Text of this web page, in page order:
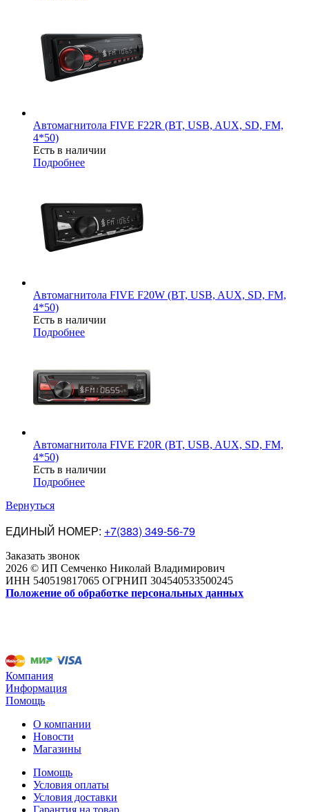
Автомагнитола FIVE F22R (BT, USB, AUX, SD, FM,
4*50)
Есть в наличии
Подробнее
Автомагнитола FIVE F20W (BT, USB, AUX, SD, FM,
4*50)
Есть в наличии
Подробнее
Автомагнитола FIVE F20R (BT, USB, AUX, SD, FM,
4*50)
Есть в наличии
Подробнее
Вернуться
ЕДИНЫЙ НОМЕР: +7(383) 349-56-79
Заказать звонок
2026 © ИП Семченко Николай Владимирович
ИНН 540519817065 ОГРНИП 304540533500245
Положение об обработке персональных данных
Компания
Информация
Помощь
О компании
Новости
Магазины
Помощь
Условия оплаты
Условия доставки